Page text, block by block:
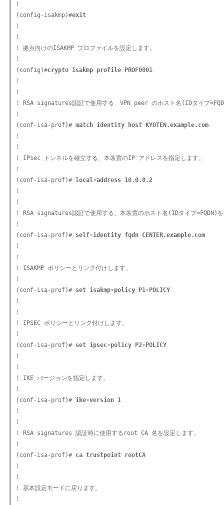
!
(config-isakmp)#exit
!
!
! 拠点向けのISAKMP プロファイルを設定します。
!
(config)#crypto isakmp profile PROF0001
!
!
! RSA signatures認証で使用する、VPN peer のホスト名(IDタイプ
!
(conf-isa-prof)# match identity host KYOTEN.example.com
!
!
! IPsec トンネルを確立する、本装置のIP アドレスを指定します。
!
(conf-isa-prof)# local-address 10.0.0.2
!
!
! RSA signatures認証で使用する、本装置のホスト名(IDタイプ=FQDN)を
!
(conf-isa-prof)# self-identity fqdn CENTER.example.com
!
!
! ISAKMP ポリシーとリンク付けします。
!
(conf-isa-prof)# set isakmp-policy P1-POLICY
!
!
! IPSEC ポリシーとリンク付けします。
!
(conf-isa-prof)# set ipsec-policy P2-POLICY
!
!
! IKE バージョンを指定します。
!
(conf-isa-prof)# ike-version 1
!
!
! RSA signatures 認証時に使用するroot CA 名を設定します。
!
(conf-isa-prof)# ca trustpoint rootCA
!
!
! 基本設定モードに戻ります。
!